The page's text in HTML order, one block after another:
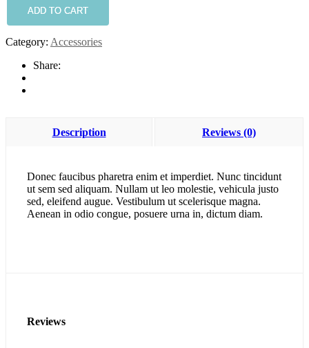
of
a
Interrupted
ADD TO CART
Category: Accessories
Share:
Description Reviews (0)
Donec faucibus pharetra enim et imperdiet. Nunc tincidunt
ut sem sed aliquam. Nullam ut leo molestie, vehicula justo
sed, eleifend augue. Vestibulum ut scelerisque magna.
Aenean in odio congue, posuere urna in, dictum diam.
Reviews